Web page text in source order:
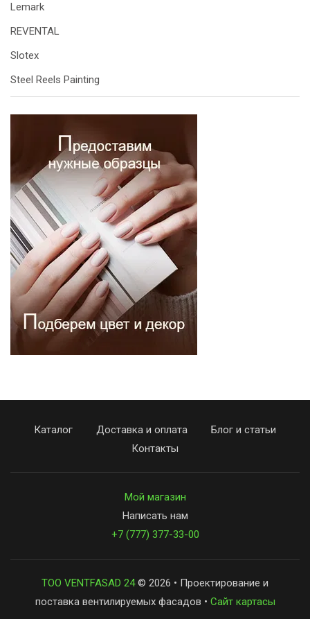
Lemark
REVENTAL
Slotex
Steel Reels Painting
Каталог Доставка и оплата
Блог и статьи
Контакты
Мой магазин
Написать нам
+7 (777) 377-33-00
ТОО VENTFASAD 24© 2026 • Проектирование и
поставка вентилируемых фасадов • Сайт картасы